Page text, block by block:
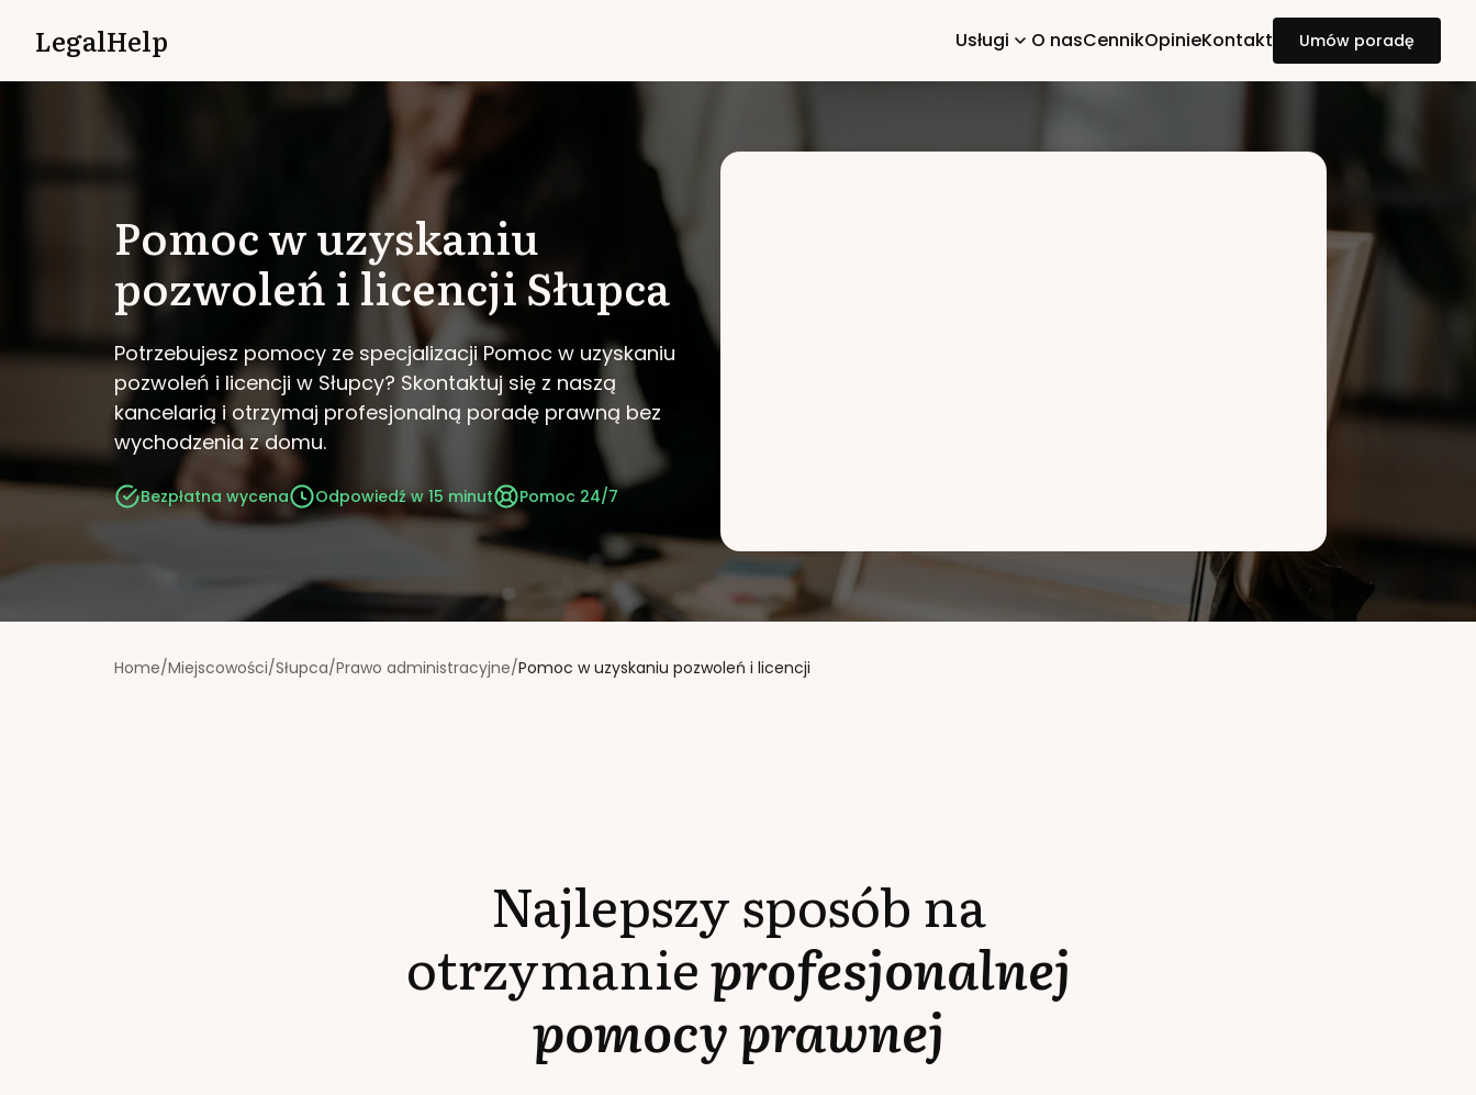
LegalHelp Usługi O nasCennikOpinieKontakt Umów poradę
Pomoc w uzyskaniu
pozwoleń i licencjiSłupca
Potrzebujesz pomocy ze specjalizacji Pomoc w uzyskaniu
pozwoleń i licencji w Słupcy? Skontaktuj się z naszą
kancelarią i otrzymaj profesjonalną poradę prawną bez
wychodzenia z domu.
Bezpłatna wycena Odpowiedź w 15 minut Pomoc 24/7
Home/Miejscowości/Słupca/Prawo administracyjne/Pomoc w uzyskaniu pozwoleń i licencji
Najlepszy sposób na
otrzymanieprofesjonalnej
pomocy prawnej